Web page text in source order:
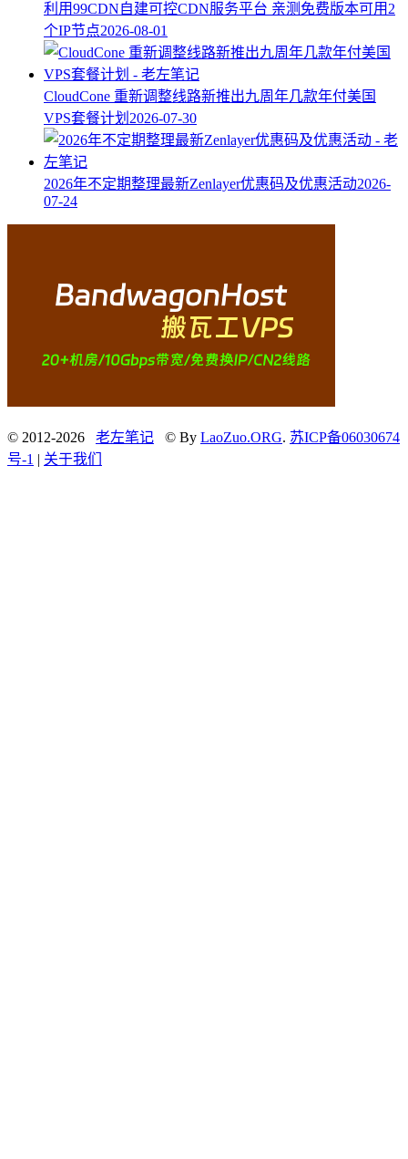
利用99CDN自建可控CDN服务平台 亲测免费版本可用2
个IP节点2026-08-01
CloudCone 重新调整线路新推出九周年几款年付美国
VPS套餐计划 2026-07-30
2026年不定期整理最新Zenlayer优惠码及优惠活动2026-
07-24
© 2012-2026 老左笔记 © By LaoZuo.ORG. 苏ICP备06030674
号-1 | 关于我们